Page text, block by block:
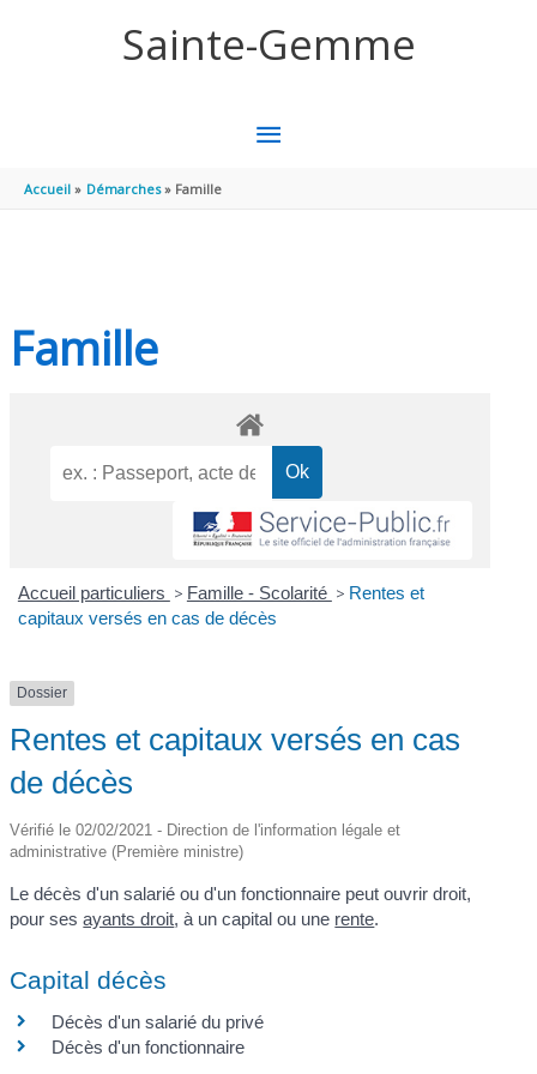
Sainte-Gemme
MENU
Accueil Démarches Famille
Famille
Accueil particuliers > Famille - Scolarité > Rentes et
capitaux versés en cas de décès
Dossier
Rentes et capitaux versés en cas
de décès
Vérifié le 02/02/2021 - Direction de l'information légale et
administrative (Première ministre)
Le décès d'un salarié ou d'un fonctionnaire peut ouvrir droit,
pour sesayants droit, à un capital ou une rente.
Capital décès
Décès d'un salarié du privé
Décès d'un fonctionnaire